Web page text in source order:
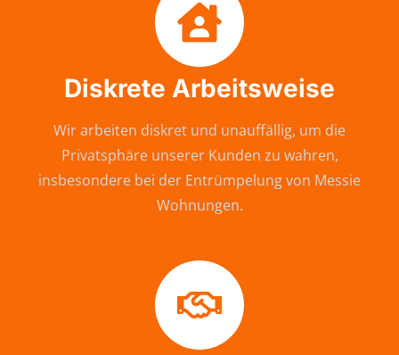
Diskrete Arbeitsweise
Wir arbeiten diskret und unauffällig, um die
Privatsphäre unserer Kunden zu wahren,
insbesondere bei der Entrümpelung von Messie
Wohnungen.